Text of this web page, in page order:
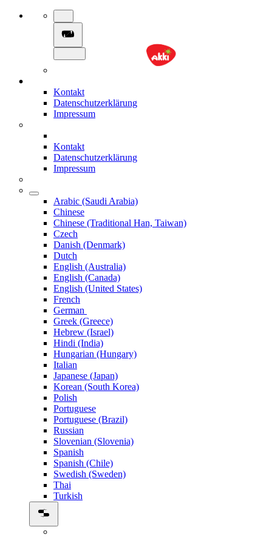
Kontakt
Datenschutzerklärung
Impressum
Kontakt
Datenschutzerklärung
Impressum
Arabic (Saudi Arabia)
Chinese
Chinese (Traditional Han, Taiwan)
Czech
Danish (Denmark)
Dutch
English (Australia)
English (Canada)
English (United States)
French
German
Greek (Greece)
Hebrew (Israel)
Hindi (India)
Hungarian (Hungary)
Italian
Japanese (Japan)
Korean (South Korea)
Polish
Portuguese
Portuguese (Brazil)
Russian
Slovenian (Slovenia)
Spanish
Spanish (Chile)
Swedish (Sweden)
Thai
Turkish